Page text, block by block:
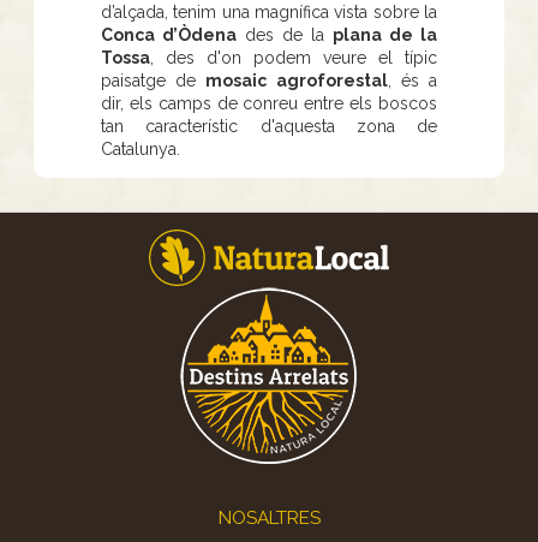
d’alçada, tenim una magnífica vista sobre la
Conca d’Òdena des de la plana de la
Tossa , des d'on podem veure el típic
paisatge de mosaic agroforestal, és a
dir, els camps de conreu entre els boscos
tan característic d'aquesta zona de
Catalunya.
NOSALTRES